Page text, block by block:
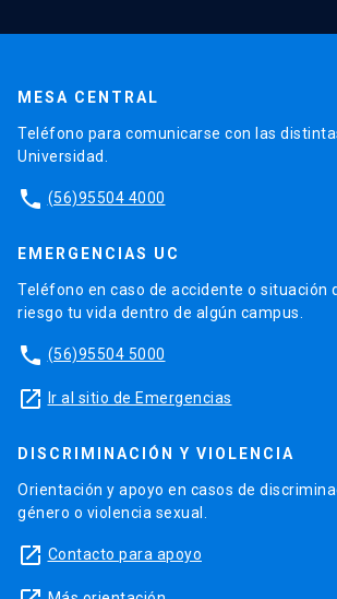
MESA CENTRAL
Teléfono para comunicarse con las
Universidad.
phone (56)95504 4000
EMERGENCIAS UC
Teléfono en caso de accidente o situación
riesgo tu vida dentro de algún campus.
phone (56)95504 5000
launch Ir al sitio de Emergencias
DISCRIMINACIÓN Y VIOLENCIA
Orientación y apoyo en casos de
género o violencia sexual.
launch Contacto para apoyo